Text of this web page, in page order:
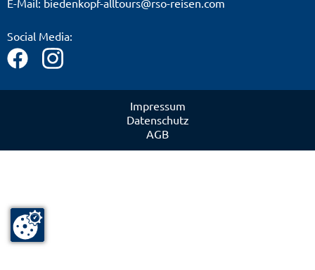
E-Mail: biedenkopf-alltours@rso-reisen.com
Social Media:
Impressum
Datenschutz
AGB